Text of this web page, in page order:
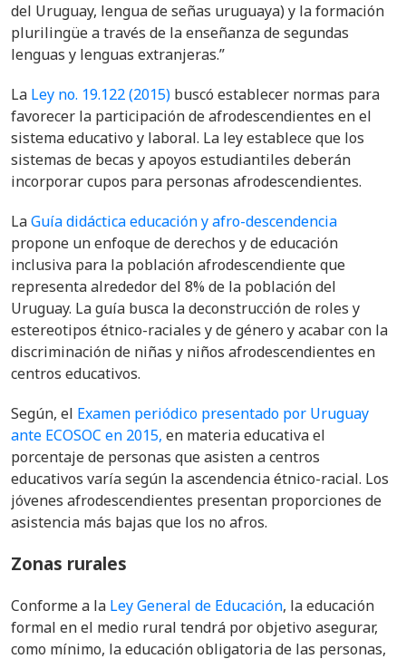
del Uruguay, lengua de señas uruguaya) y la formación
plurilingüe a través de la enseñanza de segundas
lenguas y lenguas extranjeras.”
La Ley no. 19.122 (2015) buscó establecer normas para
favorecer la participación de afrodescendientes en el
sistema educativo y laboral. La ley establece que los
sistemas de becas y apoyos estudiantiles deberán
incorporar cupos para personas afrodescendientes.
LaGuía didáctica educación y afro-descendencia
propone un enfoque de derechos y de educación
inclusiva para la población afrodescendiente que
representa alrededor del 8% de la población del
Uruguay. La guía busca la deconstrucción de roles y
estereotipos étnico-raciales y de género y acabar con la
discriminación de niñas y niños afrodescendientes en
centros educativos.
Según, el Examen periódico presentado por Uruguay
ante ECOSOC en 2015, en materia educativa el
porcentaje de personas que asisten a centros
educativos varía según la ascendencia étnico-racial. Los
jóvenes afrodescendientes presentan proporciones de
asistencia más bajas que los no afros.
Zonas rurales
Conforme a la Ley General de Educación, la educación
formal en el medio rural tendrá por objetivo asegurar,
como mínimo, la educación obligatoria de las personas,